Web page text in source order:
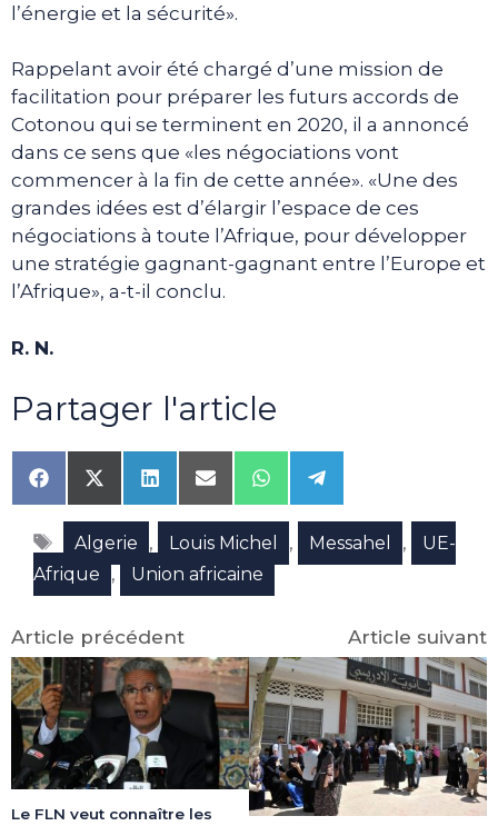
l’énergie et la sécurité».
Rappelant avoir été chargé d’une mission de
facilitation pour préparer les futurs accords de
Cotonou qui se terminent en 2020, il a annoncé
dans ce sens que «les négociations vont
commencer à la fin de cette année». «Une des
grandes idées est d’élargir l’espace de ces
négociations à toute l’Afrique, pour développer
une stratégie gagnant-gagnant entre l’Europe et
l’Afrique», a-t-il conclu.
R. N.
Partager l'article
Share
on
Facebook
Share
on
X
(Twitter)
Share
on
LinkedIn
Share
on
Email
Share
on
WhatsApp
Share
on
Telegram
Étiquettes
Algerie , Louis Michel , Messahel ,
UE-
Afrique
, Union africaine
Article précédent
Le FLN veut connaître les
Article suivant